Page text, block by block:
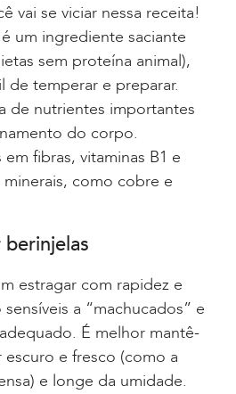
vai se viciar nessa receita!
um ingrediente saciante
sem proteína animal),
de temperar e preparar.
de nutrientes importantes
do corpo.
fibras, vitaminas B1 e
como cobre e
estragar com rapidez e
a “machucados” e
É melhor mantê-
escuro e fresco (como a
e longe da umidade.